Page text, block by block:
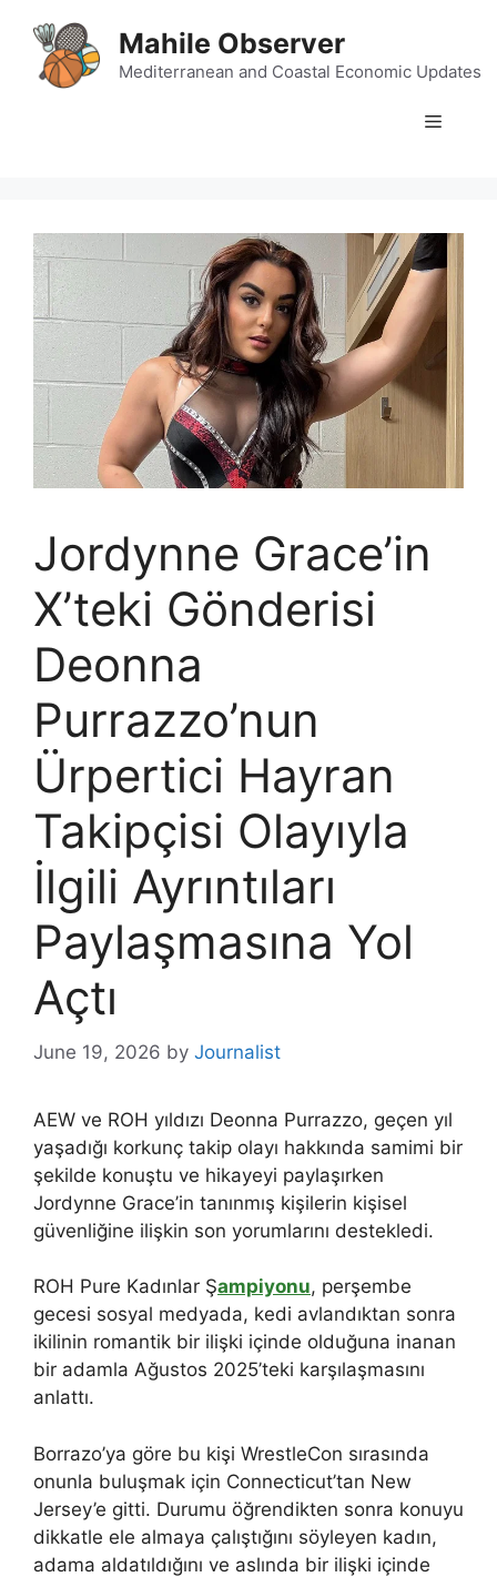
content
Mahile Observer
Mediterranean and Coastal Economic Updates
Menu
Jordynne Grace’in
X’teki Gönderisi
Deonna
Purrazzo’nun
Ürpertici Hayran
Takipçisi Olayıyla
İlgili Ayrıntıları
Paylaşmasına Yol
Açtı
June 19, 2026 by Journalist
AEW ve ROH yıldızı Deonna Purrazzo, geçen yıl
yaşadığı korkunç takip olayı hakkında samimi bir
şekilde konuştu ve hikayeyi paylaşırken
Jordynne Grace’in tanınmış kişilerin kişisel
güvenliğine ilişkin son yorumlarını destekledi.
ROH Pure Kadınlar Şampiyonu, perşembe
gecesi sosyal medyada, kedi avlandıktan sonra
ikilinin romantik bir ilişki içinde olduğuna inanan
bir adamla Ağustos 2025’teki karşılaşmasını
anlattı.
Borrazo’ya göre bu kişi WrestleCon sırasında
onunla buluşmak için Connecticut’tan New
Jersey’e gitti. Durumu öğrendikten sonra konuyu
dikkatle ele almaya çalıştığını söyleyen kadın,
adama aldatıldığını ve aslında bir ilişki içinde